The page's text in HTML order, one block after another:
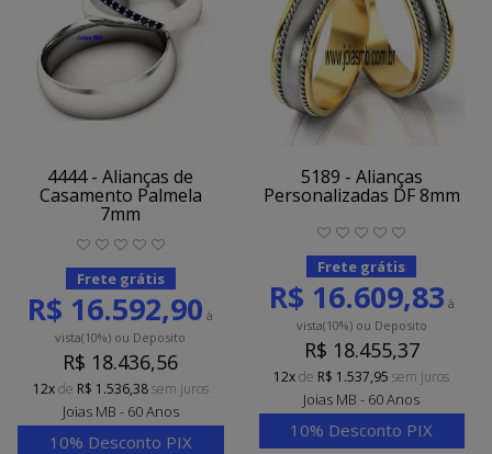
4444 - Alianças de
Casamento Palmela
7mm
Frete grátis
R$ 16.592,90 à
vista(10%) ou Deposito
R$ 18.436,56
12xde R$ 1.536,38sem juros
Joias MB - 60 Anos
10% Desconto PIX
5189 - Alianças
Personalizadas DF 8mm
Frete grátis
R$ 16.609,83 à
vista(10%)ou Deposito
R$ 18.455,37
12xde R$ 1.537,95 sem juros
Joias MB - 60 Anos
10% Desconto PIX